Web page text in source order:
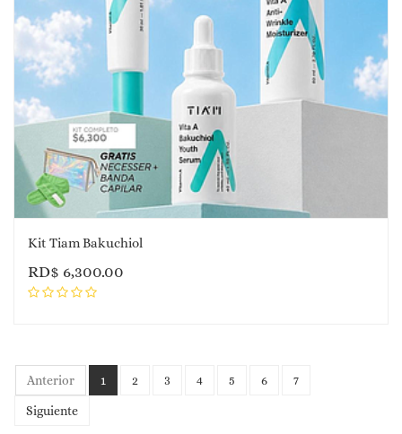
Kit Tiam Bakuchiol
RD$ 6,300.00
Anterior 1 2 3 4 5 6 7
Siguiente